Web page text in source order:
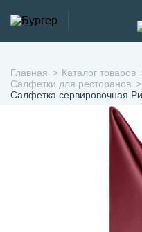
Главная Каталог товаров
Салфетки для ресторанов
Салфетка сервировочная